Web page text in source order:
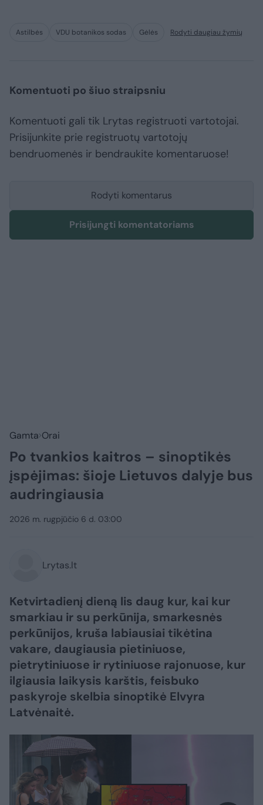
Astilbės VDU botanikos sodas Gėlės Rodyti daugiau žymių
Komentuoti po šiuo straipsniu
Komentuoti gali tik Lrytas registruoti vartotojai.
Prisijunkite prie registruotų vartotojų
bendruomenės ir bendraukite komentaruose!
Rodyti komentarus
Prisijungti komentatoriams
Gamta Orai
Po tvankios kaitros – sinoptikės
įspėjimas: šioje Lietuvos dalyje bus
audringiausia
2026 m. rugpjūčio 6 d. 03:00
Lrytas.lt
Ketvirtadienį dieną lis daug kur, kai kur
smarkiau ir su perkūnija, smarkesnės
perkūnijos, kruša labiausiai tikėtina
vakare, daugiausia pietiniuose,
pietrytiniuose ir rytiniuose rajonuose, kur
ilgiausia laikysis karštis, feisbuko
paskyroje skelbia sinoptikė Elvyra
Latvėnaitė.